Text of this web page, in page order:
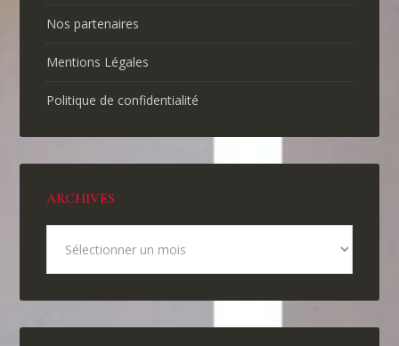
Nos partenaires
Mentions Légales
Politique de confidentialité
ARCHIVES